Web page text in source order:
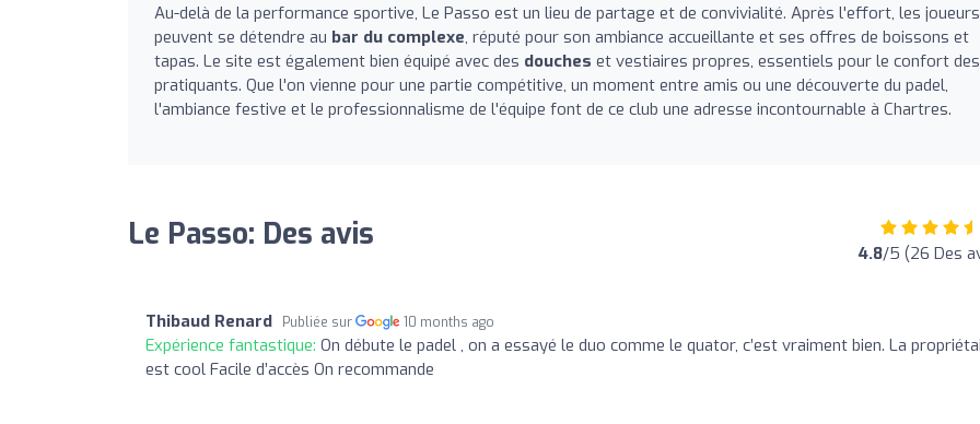
Au-delà de la performance sportive, Le Passo est un lieu de partage et de convivialité. Après l'effort, les joueurs
peuvent se détendre au bar du complexe, réputé pour son ambiance accueillante et ses offres de boissons et
tapas. Le site est également bien équipé avec des douches et vestiaires propres, essentiels pour le confort des
pratiquants. Que l'on vienne pour une partie compétitive, un moment entre amis ou une découverte du padel,
l'ambiance festive et le professionnalisme de l'équipe font de ce club une adresse incontournable à Chartres.
Le Passo: Des avis 4.8/5 (26 Des
Thibaud Renard Publiée sur 10 months ago
Expérience fantastique: On débute le padel , on a essayé le duo comme le quator, c’est vraiment bien. La
est cool Facile d’accès On recommande